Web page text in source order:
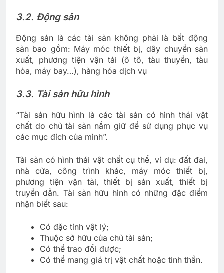
3.2. Động sản
Động sản là các tài sản không phải là bất động
sản bao gồm: Máy móc thiết bị, dây chuyền sản
xuất, phương tiện vận tải (ô tô, tàu thuyền, tàu
hỏa, máy bay…), hàng hóa dịch vụ
3.3. Tài sản hữu hình
“Tài sản hữu hình là các tài sản có hình thái vật
chất do chủ tài sản nắm giữ để sử dụng phục vụ
các mục đích của mình”.
Tài sản có hình thái vật chất cụ thể, ví dụ: đất đai,
nhà cửa, công trình khác, máy móc thiết bị,
phương tiện vận tải, thiết bị sản xuất, thiết bị
truyền dẫn. Tài sản hữu hình có những đặc điểm
nhận biết sau:
Có đặc tính vật lý;
Thuộc sở hữu của chủ tài sản;
Có thể trao đổi được;
Có thể mang giá trị vật chất hoặc tinh thần.